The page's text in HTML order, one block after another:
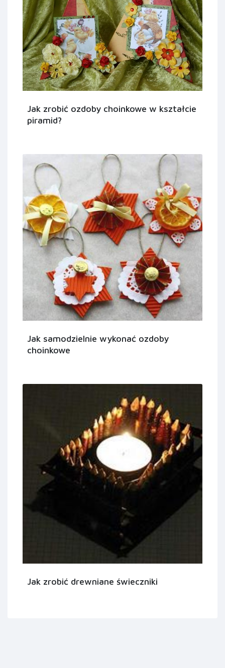
Jak zrobić ozdoby choinkowe w kształcie
piramid?
Jak samodzielnie wykonać ozdoby
choinkowe
Jak zrobić drewniane świeczniki